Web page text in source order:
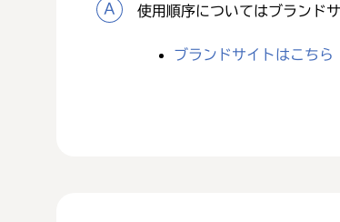
使用順序についてはブランド
ブランドサイトはこちら